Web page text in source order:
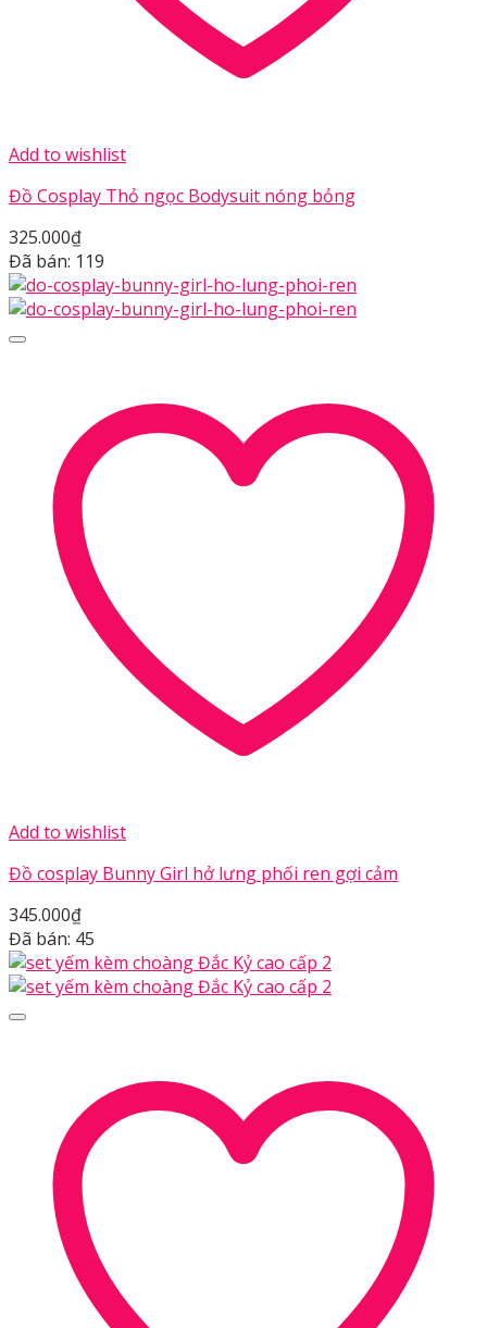
Add to wishlist
Đồ Cosplay Thỏ ngọc Bodysuit nóng bỏng
325.000₫
Đã bán: 119
Add to wishlist
Đồ cosplay Bunny Girl hở lưng phối ren gợi cảm
345.000₫
Đã bán: 45